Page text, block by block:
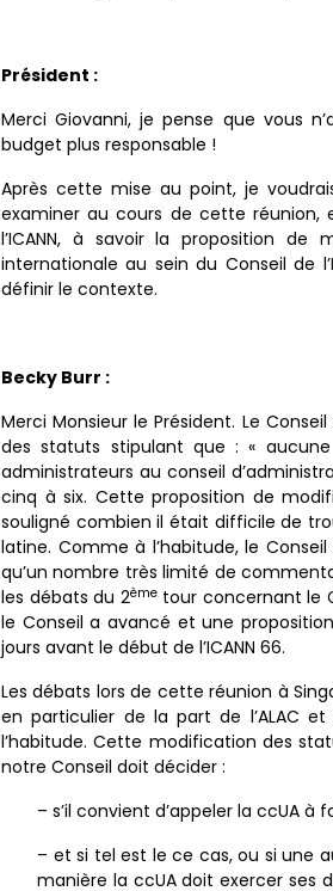
Président :
Merci Giovanni, je pense que vous
budget plus responsable !
Après cette mise au point, je
examiner au cours de cette
l’ICANN, à savoir la proposition
internationale au sein du Conseil de
définir le contexte.
Becky Burr :
Merci Monsieur le Président. Le
des statuts stipulant que : «
administrateurs au conseil
cinq à six. Cette proposition de
souligné combien il était difficile de
latine. Comme à l’habitude, le
qu’un nombre très limité de
les débats du 2èmetour concernant le
le Conseil a avancé et une
jours avant le début de l’ICANN 66.
Les débats lors de cette réunion à
en particulier de la part de l’ALAC
l’habitude. Cette modification des
notre Conseil doit décider :
– s’il convient d’appeler la ccUA à
– et si tel est le ce cas, ou si une
manière la ccUA doit exercer ses